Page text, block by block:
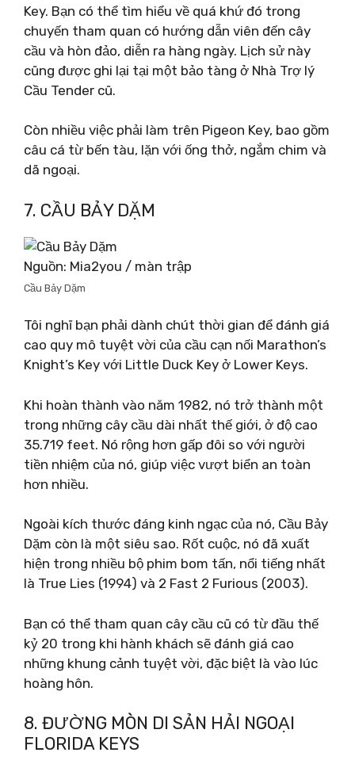
Key. Bạn có thể tìm hiểu về quá khứ đó trong
chuyến tham quan có hướng dẫn viên đến cây
cầu và hòn đảo, diễn ra hàng ngày. Lịch sử này
cũng được ghi lại tại một bảo tàng ở Nhà Trợ lý
Cầu Tender cũ.
Còn nhiều việc phải làm trên Pigeon Key, bao gồm
câu cá từ bến tàu, lặn với ống thở, ngắm chim và
dã ngoại.
7. CẦU BẢY DẶM
Nguồn: Mia2you / màn trập
Cầu Bảy Dặm
Tôi nghĩ bạn phải dành chút thời gian để đánh giá
cao quy mô tuyệt vời của cầu cạn nối Marathon’s
Knight’s Key với Little Duck Key ở Lower Keys.
Khi hoàn thành vào năm 1982, nó trở thành một
trong những cây cầu dài nhất thế giới, ở độ cao
35.719 feet. Nó rộng hơn gấp đôi so với người
tiền nhiệm của nó, giúp việc vượt biển an toàn
hơn nhiều.
Ngoài kích thước đáng kinh ngạc của nó, Cầu Bảy
Dặm còn là một siêu sao. Rốt cuộc, nó đã xuất
hiện trong nhiều bộ phim bom tấn, nổi tiếng nhất
là True Lies (1994) và 2 Fast 2 Furious (2003).
Bạn có thể tham quan cây cầu cũ có từ đầu thế
kỷ 20 trong khi hành khách sẽ đánh giá cao
những khung cảnh tuyệt vời, đặc biệt là vào lúc
hoàng hôn.
8. ĐƯỜNG MÒN DI SẢN HẢI NGOẠI
FLORIDA KEYS